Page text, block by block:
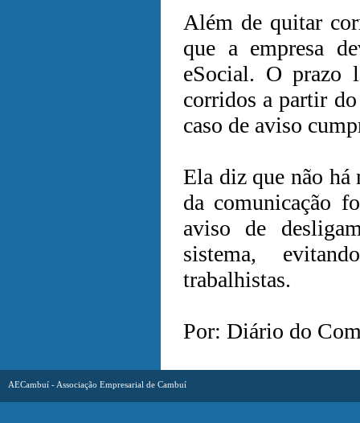
Além de quitar
que a empresa
eSocial. O prazo
corridos a partir
caso de aviso
Ela diz que não há
da comunicação
aviso de
sistema,
trabalhistas.
Por: Diário do
AECambuí - Associação Empresarial de Cambuí